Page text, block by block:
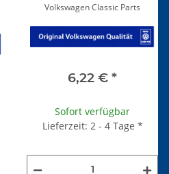
Volkswagen Classic Parts
6,22 € *
Sofort verfügbar
Lieferzeit: 2 - 4 Tage *